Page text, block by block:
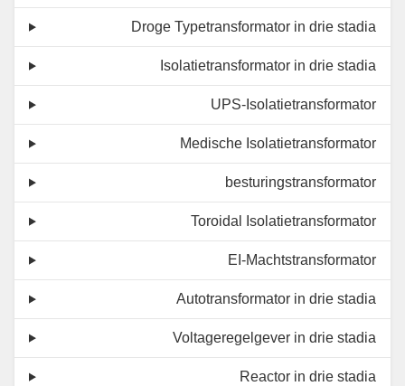
Droge Typetransformator in drie stadia
Isolatietransformator in drie stadia
UPS-Isolatietransformator
Medische Isolatietransformator
besturingstransformator
Toroidal Isolatietransformator
EI-Machtstransformator
Autotransformator in drie stadia
Voltageregelgever in drie stadia
Reactor in drie stadia